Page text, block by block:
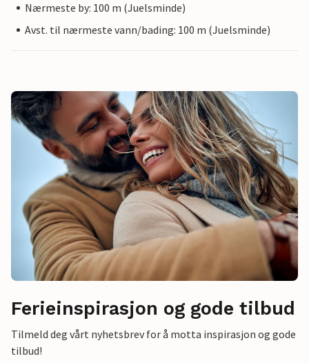
Nærmeste by: 100 m (Juelsminde)
Avst. til nærmeste vann/bading: 100 m (Juelsminde)
Ferieinspirasjon og gode tilbud
Tilmeld deg vårt nyhetsbrev for å motta inspirasjon og gode
tilbud!